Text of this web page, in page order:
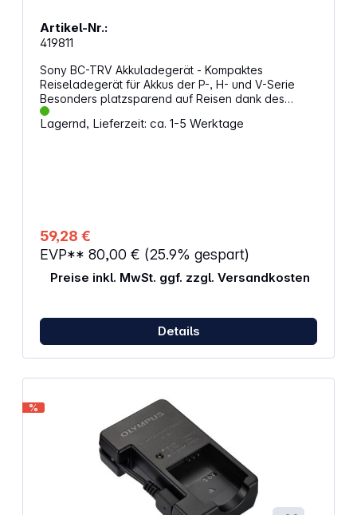
Artikel-Nr.:
419811
Sony BC-TRV Akkuladegerät - Kompaktes
Reiseladegerät für Akkus der P-, H- und V-Serie
Besonders platzsparend auf Reisen dank des
kompakten, tragbaren Designs Geeignet für
verschiedene Spannungen und deshalb besonders
Lagernd, Lieferzeit: ca. 1-5 Werktage
59,28 €
EVP** 80,00 € (25.9% gespart)
Preise inkl. MwSt. ggf. zzgl. Versandkosten
Details
%